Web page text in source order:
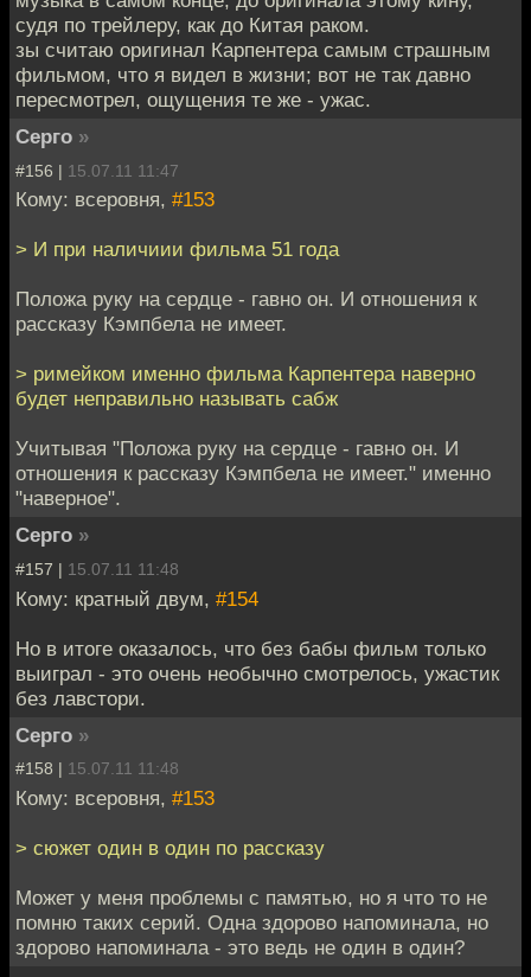
судя по трейлеру, как до Китая раком.
зы считаю оригинал Карпентера самым страшным
фильмом, что я видел в жизни; вот не так давно
пересмотрел, ощущения те же - ужас.
Серго »
#156 | 15.07.11 11:47
Кому: всеровня, #153
> И при наличиии фильма 51 года
Положа руку на сердце - гавно он. И отношения к
рассказу Кэмпбела не имеет.
> римейком именно фильма Карпентера наверно
будет неправильно называть сабж
Учитывая "Положа руку на сердце - гавно он. И
отношения к рассказу Кэмпбела не имеет." именно
"наверное".
Серго »
#157 | 15.07.11 11:48
Кому: кратный двум, #154
Но в итоге оказалось, что без бабы фильм только
выиграл - это очень необычно смотрелось, ужастик
без лавстори.
Серго »
#158 | 15.07.11 11:48
Кому: всеровня, #153
> сюжет один в один по рассказу
Может у меня проблемы с памятью, но я что то не
помню таких серий. Одна здорово напоминала, но
здорово напоминала - это ведь не один в один?